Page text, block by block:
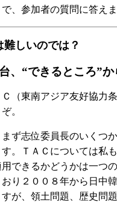
、参加者の質問に答え
しいのでは？
、“できるところ”
東南アジア友好協力
。
志位委員長のいくつか
。ＴＡＣについては私
できるかどうかは一つ
り２００８年から日中
が、領土問題、歴史問